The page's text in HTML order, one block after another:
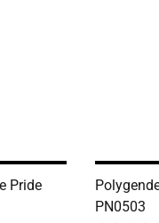
Pride
PN0503